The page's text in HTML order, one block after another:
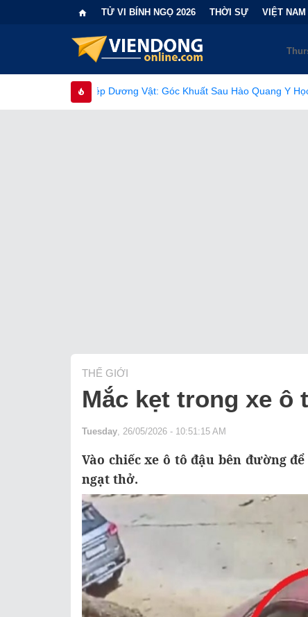
TỬ VI BÍNH NGỌ 2026 THỜI SỰ VIỆT NAM
Dương Vật: Góc Khuất Sau Hào Quang Y Học Và Những Rào Cản
THẾ GIỚI
Mắc kẹt trong xe
Tuesday , 26/05/2026 - 10:51:15 AM
Vào chiếc xe ô tô đậu bên đường
ngạt thở.